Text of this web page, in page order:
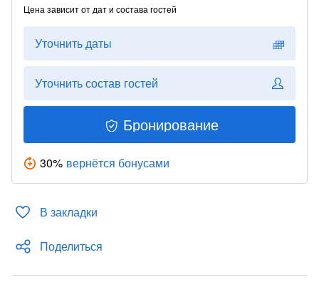
Цена зависит от дат и состава гостей
Уточнить даты
Уточнить состав гостей
Бронирование
30% вернётся бонусами
В закладки
Поделиться